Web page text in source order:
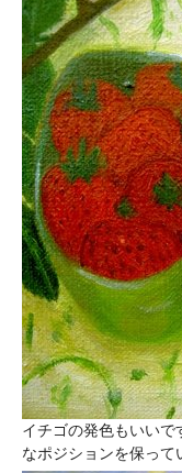
イチゴの発色もいい
なポジションを保って